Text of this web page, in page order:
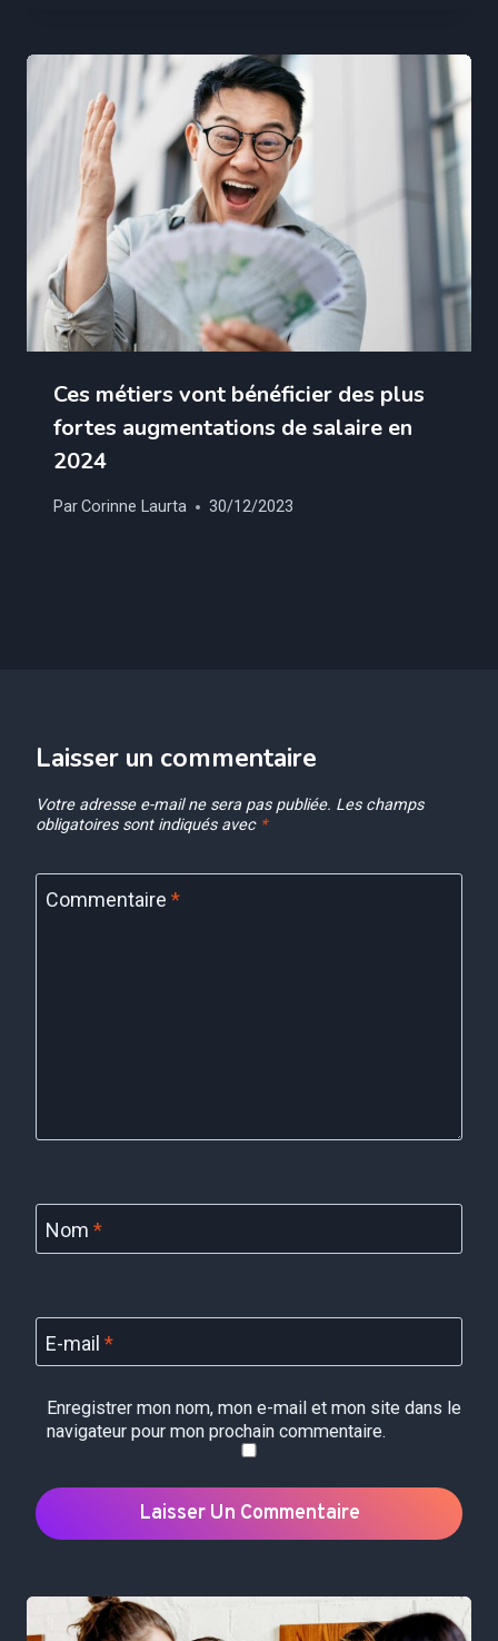
Ces métiers vont bénéficier des plus
fortes augmentations de salaire en
2024
ParCorinne Laurta 30/12/2023
Laisser un commentaire
Votre adresse e-mail ne sera pas publiée. Les champs
obligatoires sont indiqués avec *
Commentaire *
Nom *
E-mail *
Enregistrer mon nom, mon e-mail et mon site dans le
navigateur pour mon prochain commentaire.